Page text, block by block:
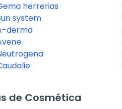
herrerias
system
derma
de Cosmética